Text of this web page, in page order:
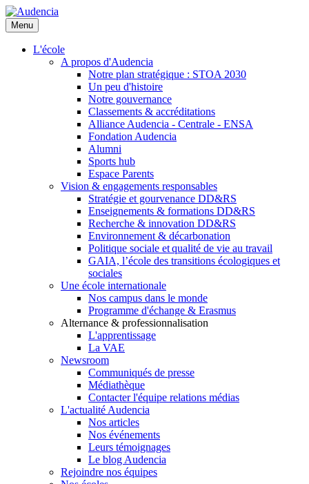
Aller
au
contenu
principal
Menu
L'école
A propos d'Audencia
Notre plan stratégique : STOA 2030
Un peu d'histoire
Notre gouvernance
Classements & accréditations
Alliance Audencia - Centrale - ENSA
Fondation Audencia
Alumni
Sports hub
Espace Parents
Vision & engagements responsables
Stratégie et gourvenance DD&RS
Enseignements & formations DD&RS
Recherche & innovation DD&RS
Environnement & décarbonation
Politique sociale et qualité de vie au travail
GAIA, l’école des transitions écologiques et
sociales
Une école internationale
Nos campus dans le monde
Programme d'échange & Erasmus
Alternance & professionnalisation
L'apprentissage
La VAE
Newsroom
Communiqués de presse
Médiathèque
Contacter l'équipe relations médias
L'actualité Audencia
Nos articles
Nos événements
Leurs témoignages
Le blog Audencia
Rejoindre nos équipes